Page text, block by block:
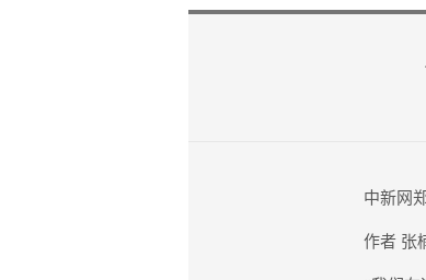
中新网郑
作者 张楠